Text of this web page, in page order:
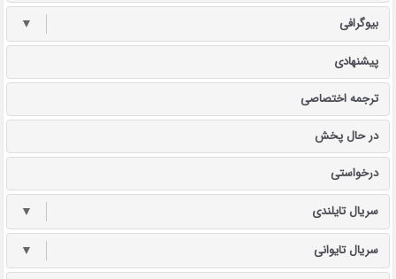
بیوگرافی ▼
پیشنهادی
ترجمه اختصاصی
در حال پخش
درخواستی
سریال تایلندی ▼
سریال تایوانی ▼